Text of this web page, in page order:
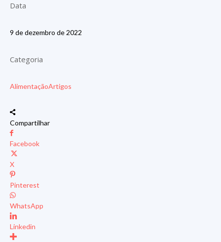
Data
9 de dezembro de 2022
Categoria
AlimentaçãoArtigos
Compartilhar
Facebook
X
Pinterest
WhatsApp
Linkedin